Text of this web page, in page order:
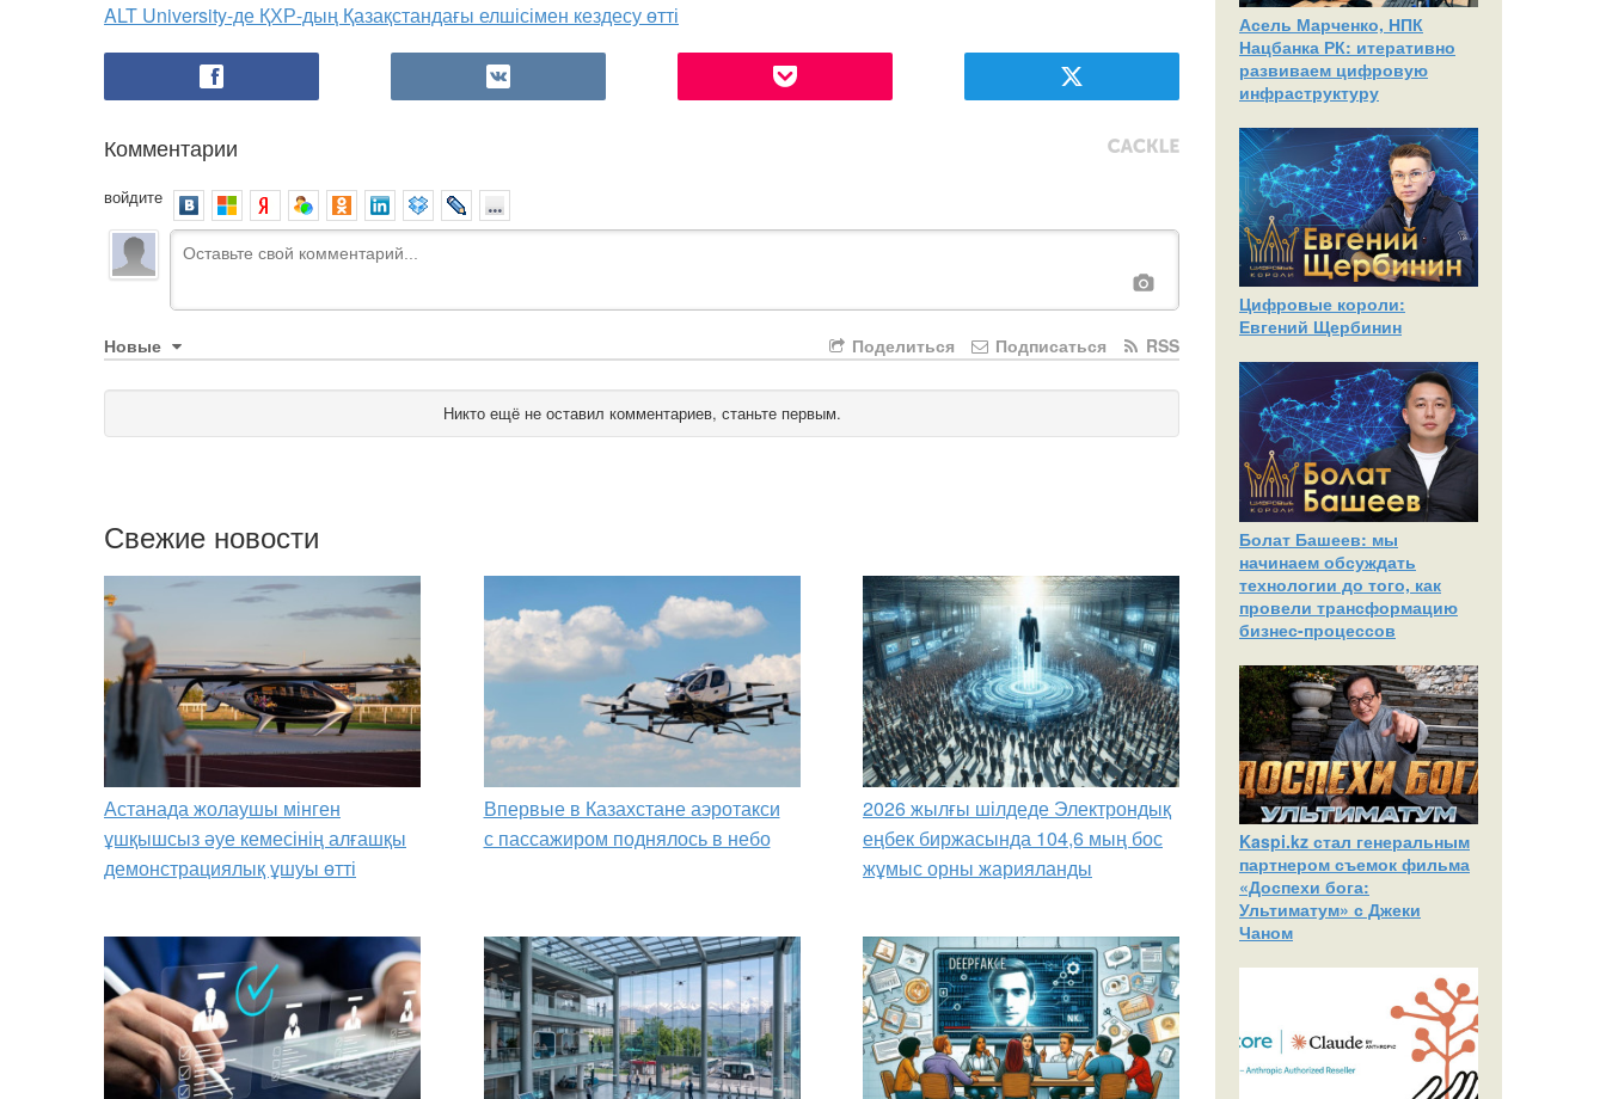
ALT University-де ҚХР-дың Қазақстандағы елшісімен кездесу өтті
Комментарии
войдите
Новые RSS
Подписаться
Поделиться
Никто ещё не оставил комментариев, станьте первым.
Свежие новости
Астанада жолаушы мінген
ұшқышсыз әуе кемесінің алғашқы
демонстрациялық ұшуы өтті
Впервые в Казахстане аэротакси
с пассажиром поднялось в небо
2026 жылғы шілдеде Электрондық
еңбек биржасында 104,6 мың бос
жұмыс орны жарияланды
Асель Марченко, НПК
Нацбанка РК: итеративно
развиваем цифровую
инфраструктуру
Цифровые короли:
Евгений Щербинин
Болат Башеев: мы
начинаем обсуждать
технологии до того, как
провели трансформацию
бизнес-процессов
Kaspi.kz стал генеральным
партнером съемок фильма
«Доспехи бога:
Ультиматум» с Джеки
Чаном